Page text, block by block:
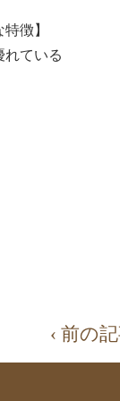
徴】
れている
‹ 前の